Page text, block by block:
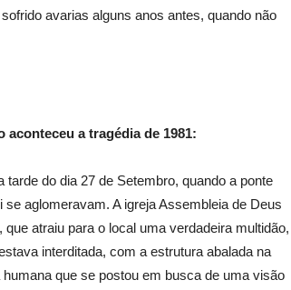
avarias alguns anos antes, quando não
aconteceu a tragédia de 1981:
do dia 27 de Setembro, quando a ponte
aglomeravam. A igreja Assembleia de Deus
atraiu para o local uma verdadeira multidão,
interditada, com a estrutura abalada na
que se postou em busca de uma visão